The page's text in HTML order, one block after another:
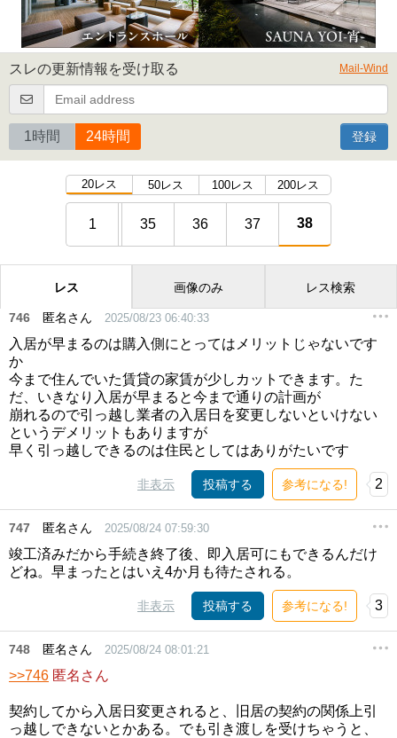
スレの更新情報を受け取る Mail-Wind
1時間 24時間 登録
20レス 50レス 100レス 200レス
1 35 36 37 38
レス 画像のみ レス検索
746 匿名さん 2025/08/23 06:40:33
入居が早まるのは購入側にとってはメリットじゃないです
か
今まで住んでいた賃貸の家賃が少しカットできます。た
だ、いきなり入居が早まると今まで通りの計画が
崩れるので引っ越し業者の入居日を変更しないといけない
というデメリットもありますが
早く引っ越しできるのは住民としてはありがたいです
非表示 投稿する 参考になる! 2
747 匿名さん 2025/08/24 07:59:30
竣工済みだから手続き終了後、即入居可にもできるんだけ
どね。早まったとはいえ4か月も待たされる。
非表示 投稿する 参考になる! 3
748 匿名さん 2025/08/24 08:01:21
>>746 匿名さん
契約してから入居日変更されると、旧居の契約の関係上引
っ越しできないとかある。でも引き渡しを受けちゃうと、